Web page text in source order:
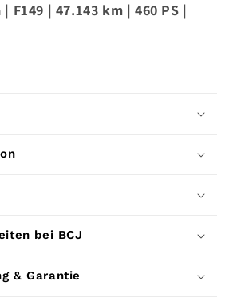
F149 | 47.143 km | 460 PS |
bei BCJ
& Garantie